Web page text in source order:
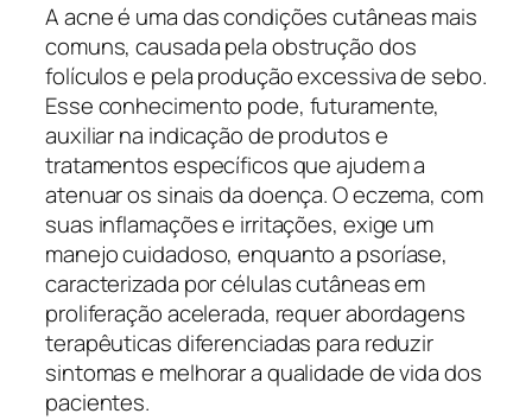
A acne é uma das condições cutâneas mais
comuns, causada pela obstrução dos
folículos e pela produção excessiva de sebo.
Esse conhecimento pode, futuramente,
auxiliar na indicação de produtos e
tratamentos específicos que ajudem a
atenuar os sinais da doença. O eczema, com
suas inflamações e irritações, exige um
manejo cuidadoso, enquanto a psoríase,
caracterizada por células cutâneas em
proliferação acelerada, requer abordagens
terapêuticas diferenciadas para reduzir
sintomas e melhorar a qualidade de vida dos
pacientes.